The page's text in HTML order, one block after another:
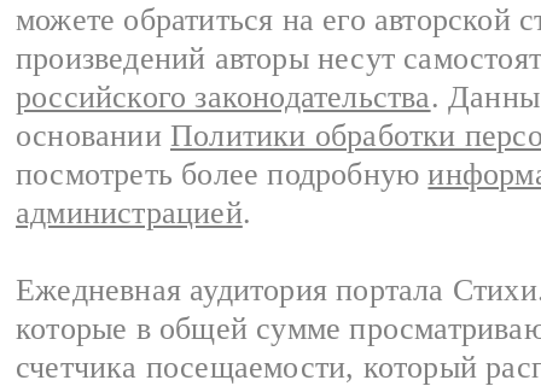
можете обратиться на его авторской
произведений авторы несут
российского законодательства.
основании Политики обработки
посмотреть более подробную
администрацией.
Ежедневная аудитория портала
которые в общей сумме
счетчика посещаемости, который